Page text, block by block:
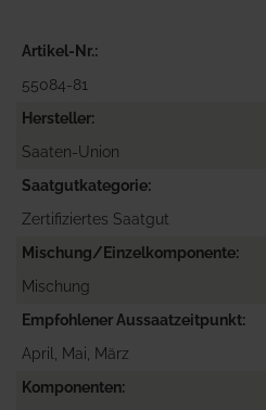
Artikel-Nr.
55084-81
Hersteller
Saaten-Union
Saatgutkategorie
Zertifiziertes Saatgut
Mischung/Einzelkomponente
Mischung
Empfohlener Aussaatzeitpunkt
April, Mai, März
Komponenten